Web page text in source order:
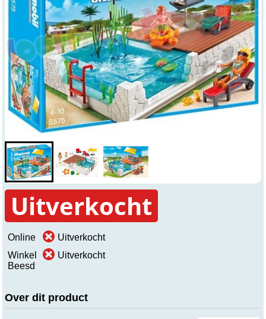
Uitverkocht
Online
Uitverkocht
Winkel
Beesd
Uitverkocht
Over dit product